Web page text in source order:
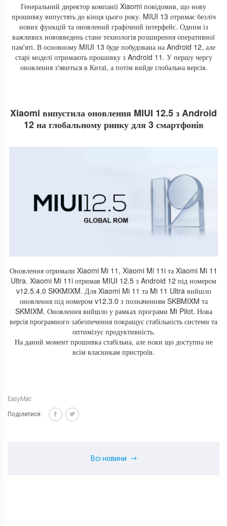
Генеральний директор компанії Xiaomi повідомив, що нову
прошивку випустять до кінця цього року. MIUI 13 отримає безліч
нових функцій та оновлений графічний інтерфейс. Одним із
важливих нововведень стане технологія розширення оперативної
пам'яті. В основному MIUI 13 буде побудована на Android 12, але
старі моделі отримають прошивку з Android 11. У першу чергу
оновлення з'явиться в Китаї, а потім вийде глобальна версія.
Xiaomi випустила оновлення MIUI 12.5 з Android
12 на глобальному ринку для 3 смартфонів
Оновлення отримали Xiaomi Mi 11, Xiaomi Mi 11i та Xiaomi Mi 11
Ultra. Xiaomi Mi 11i отримав MIUI 12.5 з Android 12 під номером
v12.5.4.0 SKKMIXM. Для Xiaomi Mi 11 та Mi 11 Ultra вийшло
оновлення під номером v12.3.0 з позначенням SKBMIXM та
SKMIXM. Оновлення вийшло у рамках програми Mi Pilot. Нова
версія програмного забезпечення покращує стабільність системи та
оптимізує продуктивність.
На даний момент прошивка стабільна, але поки що доступна не
всім власникам пристроїв.
EasyMac
Поділитися:
Всі новини